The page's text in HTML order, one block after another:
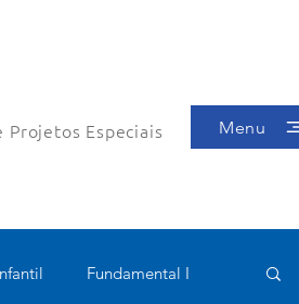
Projetos Especiais Menu
Fundamental I